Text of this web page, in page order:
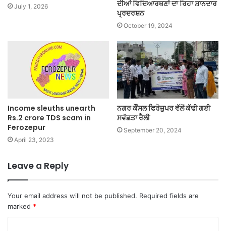
July 1, 2026
ਦੀਆਂ ਵਿਦਿਆਰਥਣਾਂ ਦਾ ਰਿਹਾ ਸ਼ਾਨਦਾਰ
ਪ੍ਰਦਰਸ਼ਨ
October 19, 2024
Income sleuths unearth
Rs.2 crore TDS scam in
Ferozepur
April 23, 2023
ਨਗਰ ਕੌਂਸਲ ਫਿਰੋਜ਼ੁਪਰ ਵੱਲੋਂ ਕੱਢੀ ਗਈ
ਸਵੱਛਤਾ ਰੈਲੀ
September 20, 2024
Leave a Reply
Your email address will not be published. Required fields are
marked *